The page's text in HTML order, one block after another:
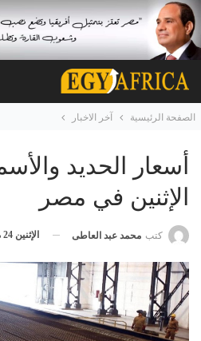
الصفحة الرئيسية آخر الاخبار
أسعار الحديد
الإثنين في مصر
كتب محمد عبد العاطى الإثنين 24 مايو, 2021